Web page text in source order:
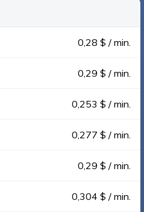
0,28 $ / min.
0,29 $ / min.
0,253 $ / min.
0,277 $ / min.
0,29 $ / min.
0,304 $ / min.